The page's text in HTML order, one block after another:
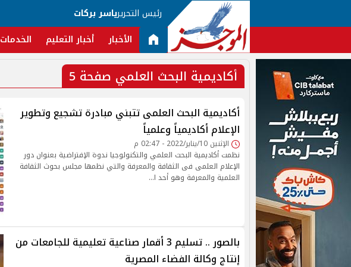
رئيس التحريرياسر بركات
الأخبار أخبار التعليم الخدمات
أكاديمية البحث العلمي صفحة 5
أكاديمية البحث العلمى تتبني مبادرة تشجيع وتطوير
الإعلام أكاديمياً وعلمياً
الإثنين 10/يناير/2022 - 02:47 م
نظمت أكاديمية البحث العلمي والتكنولوجيا ندوة الإفتراضية بعنوان دور
الإعلام العلمى فى الثقافة والمعرفة والتي نظمها مجلس بحوث الثقافة
العلمية والمعرفة وهو أحد ا…
بالصور .. تسليم 3 أقمار صناعية تعليمية للجامعات من
إنتاج وكالة الفضاء المصرية